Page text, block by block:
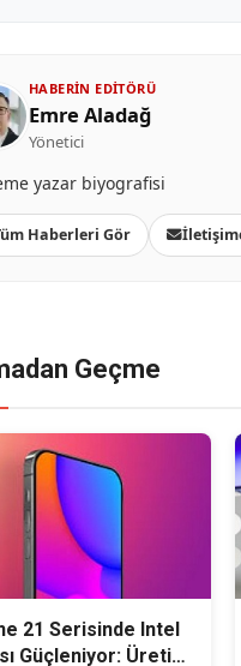
HABERIN EDITÖRÜ
Emre Aladağ
Yönetici
yazar biyografisi
Haberleri Gör
Geçme
21 Serisinde Intel
Güçleniyor: Üretim